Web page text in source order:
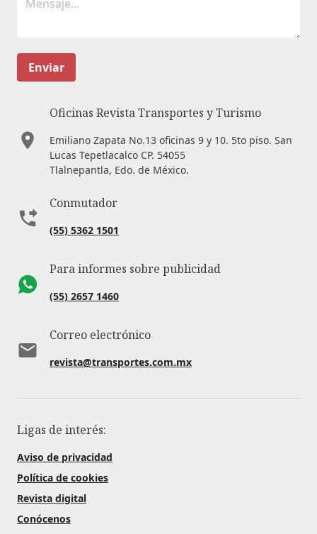
Enviar
Oficinas Revista Transportes y Turismo
Emiliano Zapata No.13 oficinas 9 y 10. 5to piso. San
Lucas Tepetlacalco CP. 54055
Tlalnepantla, Edo. de México.
Conmutador
(55) 5362 1501
Para informes sobre publicidad
(55) 2657 1460
Correo electrónico
revista@transportes.com.mx
Ligas de interés:
Aviso de privacidad
Política de cookies
Revista digital
Conócenos